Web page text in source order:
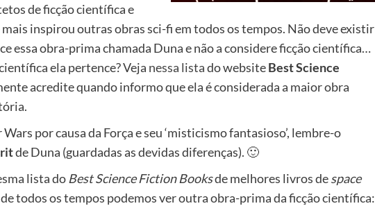
de ficção científica e
inspirou outras obras sci-fi em todos os tempos. Não deve existir
essa obra-prima chamada Duna e não a considere ficção científica…
ela pertence? Veja nessa listado websiteBest Science
acredite quando informo que ela é considerada a maior obra
por causa da Força e seu ‘misticismo fantasioso’, lembre-o
de Duna (guardadas as devidas diferenças). 🙂
lista do Best Science Fiction Booksde melhores livros despace
todos os tempos podemos ver outra obra-prima da ficção científica: